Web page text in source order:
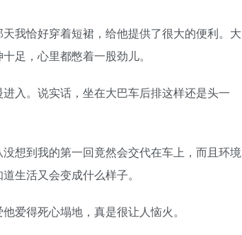
我恰好穿着短裙，给他提供了很大的便利。大
足，心里都憋着一股劲儿。
入。说实话，坐在大巴车后排这样还是头一
想到我的第一回竟然会交代在车上，而且环境
生活又会变成什么样子。
爱得死心塌地，真是很让人恼火。